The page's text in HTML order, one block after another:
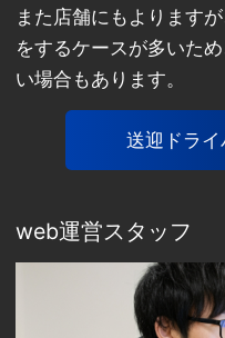
また店舗にもよります
をするケースが多いた
い場合もあります。
送迎ドラ
web運営スタッフ